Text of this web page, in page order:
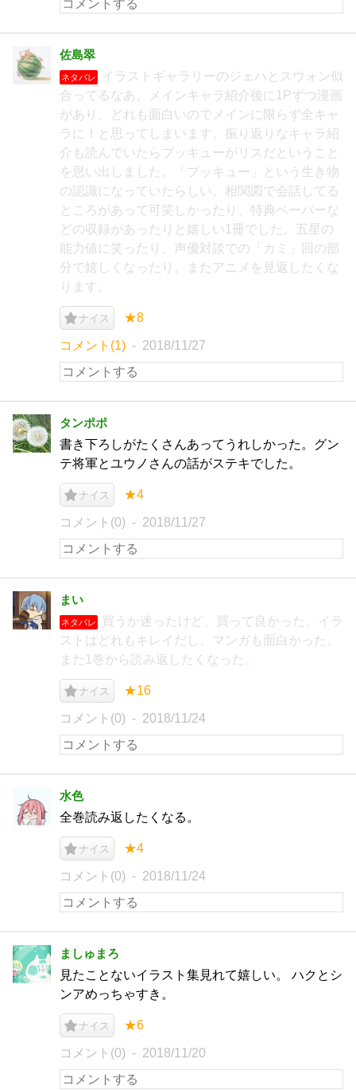
佐島翠
ネタバレ
イラストギャラリーのジェハとスウォン似
合ってるなあ。メインキャラ紹介後に1Pずつ漫画
があり、どれも面白いのでメインに限らず全キャ
ラに！と思ってしまいます。振り返りなキャラ紹
介も読んでいたらプッキューがリスだということ
を思い出しました。「プッキュー」という生き物
の認識になっていたらしい。相関図で会話してる
ところがあって可笑しかったり、特典ペーパーな
どの収録があったりと嬉しい1冊でした。五星の
能力値に笑ったり、声優対談での「カミ」回の部
分で嬉しくなったり。またアニメを見返したくな
ります。
ナイス ★8
コメント(1) 2018/11/27
タンポポ
書き下ろしがたくさんあってうれしかった。グン
テ将軍とユウノさんの話がステキでした。
ナイス ★4
コメント(0) 2018/11/27
まい
ネタバレ
買うか迷ったけど、買って良かった。イラ
ストはどれもキレイだし、マンガも面白かった。
また1巻から読み返したくなった。
ナイス ★16
コメント(0) 2018/11/24
水色
全巻読み返したくなる。
ナイス ★4
コメント(0) 2018/11/24
ましゅまろ
見たことないイラスト集見れて嬉しい。 ハクとシ
ンアめっちゃすき。
ナイス ★6
コメント(0) 2018/11/20